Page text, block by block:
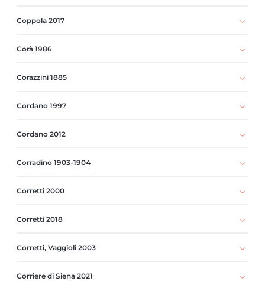
Coppola 2017
Corà 1986
Corazzini 1885
Cordano 1997
Cordano 2012
Corradino 1903-1904
Corretti 2000
Corretti 2018
Corretti, Vaggioli 2003
Corriere di Siena 2021